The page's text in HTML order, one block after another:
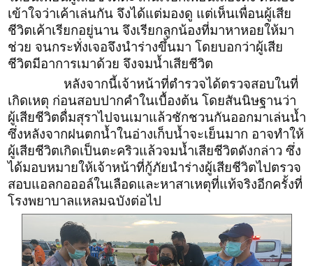
เข้าใจว่าเค้าเล่นกัน จึงได้แต่มองดู แต่เห็นเพื่อนผู้เสีย
ชีวิตเค้าเรียกอยู่นาน จึงเรียกลูกน้องที่มาหาหอยให้มา
ช่วย จนกระทั่งเจอจึงนำร่างขึ้นมา โดยบอกว่าผู้เสีย
ชีวิตมีอาการเมาด้วย จึงจมน้ำเสียชีวิต
หลังจากนี้เจ้าหน้าที่ตำรวจได้ตรวจสอบในที่
เกิดเหตุ ก่อนสอบปากคำในเบื้องต้น โดยสันนิษฐานว่า
ผู้เสียชีวิตดื่มสุราไปจนเมาแล้วชักชวนกันออกมาเล่นน้ำ
ซึ่งหลังจากฝนตกน้ำในอ่างเก็บน้ำจะเย็นมาก อาจทำให้
ผู้เสียชีวิตเกิดเป็นตะคริวแล้วจมน้ำเสียชีวิตดังกล่าว ซึ่ง
ได้มอบหมายให้เจ้าหน้าที่กู้ภัยนำร่างผู้เสียชีวิตไปตรวจ
สอบแอลกอออล์ในเลือดและหาสาเหตุที่แท้จริงอีกครั้งที่
โรงพยาบาลแหลมฉบังต่อไป